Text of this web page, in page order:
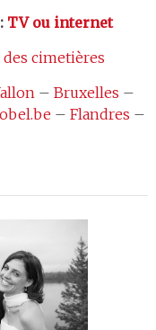
TV ou internet
des cimetières
– Bruxelles –
– Flandres –